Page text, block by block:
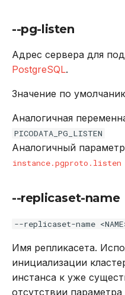
--pg-listen
Адрес сервера для
PostgreSQL.
Значение по
Аналогичная
PICODATA_PG_LISTEN
Аналогичный
instance.pgproto.listen
--replicaset-name
--replicaset-name
Имя репликасета.
инициализации
инстанса к уже
отсутствии